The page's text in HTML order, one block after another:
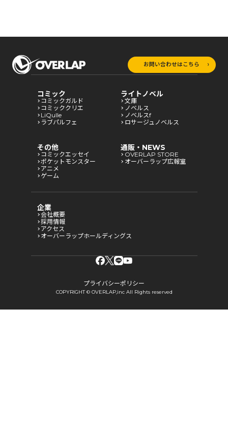
お問い合わせはこちら
コミック
コミックガルド
コミッククリエ
LiQulle
ラブパルフェ
ライトノベル
文庫
ノベルス
ノベルスf
ロサージュノベルス
その他
コミックエッセイ
ポケットモンスター
アニメ
ゲーム
通販・NEWS
OVERLAP STORE
オーバーラップ広報室
企業
会社概要
採用情報
アクセス
オーバーラップホールディングス
プライバシーポリシー
COPYRIGHT © OVERLAP,inc All Rights reserved